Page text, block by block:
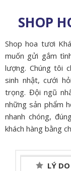
SHOP
Shop hoa tươi
muốn gửi gắm
lượng. Chúng tôi
sinh nhật, cưới
trọng. Đội ngũ
những sản phẩm
nhanh chóng,
khách hàng bằng
LÝ